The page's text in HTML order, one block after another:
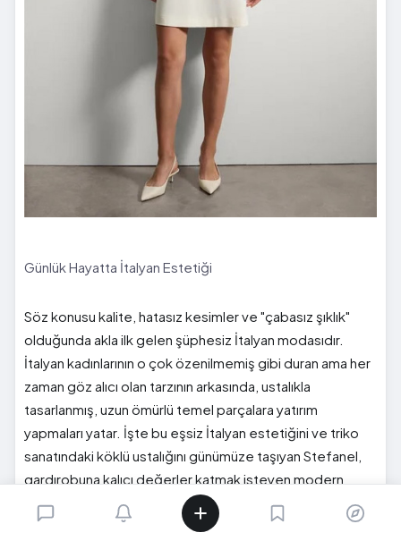
Günlük Hayatta İtalyan Estetiği
Söz konusu kalite, hatasız kesimler ve "çabasız şıklık"
olduğunda akla ilk gelen şüphesiz İtalyan modasıdır.
İtalyan kadınlarının o çok özenilmemiş gibi duran ama her
zaman göz alıcı olan tarzının arkasında, ustalıkla
tasarlanmış, uzun ömürlü temel parçalara yatırım
yapmaları yatar. İşte bu eşsiz İtalyan estetiğini ve triko
sanatındaki köklü ustalığını günümüze taşıyan Stefanel,
gardırobuna kalıcı değerler katmak isteyen modern
kadınlar için ikonik tasarımlar sunuyor.